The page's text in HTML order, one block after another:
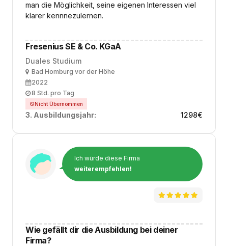
man die Möglichkeit, seine eigenen Interessen viel
klarer kennnezulernen.
Fresenius SE & Co. KGaA
Duales Studium
OrtBad Homburg vor der Höhe
Ausbildungsbeginn
2022
Arbeitszeit
8 Std. pro Tag
Nicht Übernommen
3. Ausbildungsjahr: 1298€
Ich würde diese Firma
weiterempfehlen!
Wie gefällt dir die Ausbildung bei deiner
Firma?